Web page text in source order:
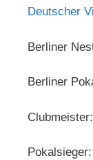
Deutscher
Berliner
Berliner